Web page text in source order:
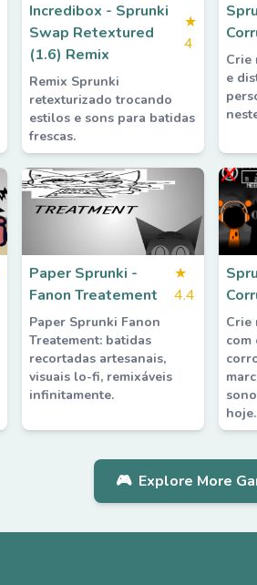
Incredibox - Sprunki
Swap Retextured
(1.6) Remix
★
4
Remix Sprunki
retexturizado trocando
estilos e sons para batidas
frescas.
Crie
e
Paper Sprunki -
Fanon Treatement
★
4.4
Paper Sprunki Fanon
Treatement: batidas
recortadas artesanais,
visuais lo-fi, remixáveis
infinitamente.
Crie
com
hoje.
🎮 Explore More